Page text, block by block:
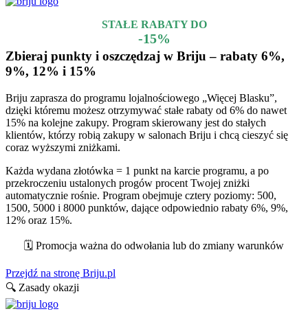
STAŁE RABATY DO
-15%
Zbieraj punkty i oszczędzaj w Briju – rabaty 6%,
9%, 12% i 15%
Briju zaprasza do programu lojalnościowego „Więcej Blasku”,
dzięki któremu możesz otrzymywać stałe rabaty od 6% do nawet
15% na kolejne zakupy. Program skierowany jest do stałych
klientów, którzy robią zakupy w salonach Briju i chcą cieszyć się
coraz wyższymi zniżkami.
Każda wydana złotówka = 1 punkt na karcie programu, a po
przekroczeniu ustalonych progów procent Twojej zniżki
automatycznie rośnie. Program obejmuje cztery poziomy: 500,
1500, 5000 i 8000 punktów, dające odpowiednio rabaty 6%, 9%,
12% oraz 15%.
🗓️ Promocja ważna do odwołania lub do zmiany warunków
Przejdź na stronę Briju.pl
🔍 Zasady okazji